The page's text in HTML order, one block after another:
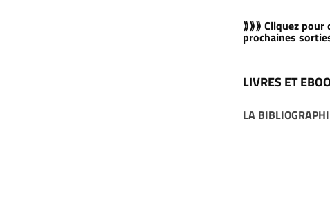
⟫⟫⟫ Cliquez
prochaines
LIVRES ET
LA